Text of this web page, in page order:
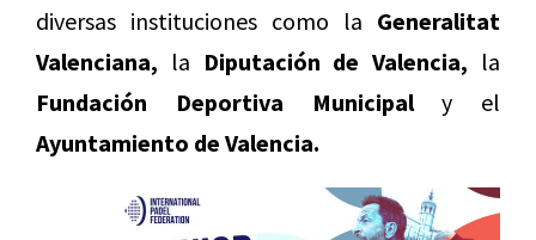
diversas instituciones como la Generalitat
Valenciana, la Diputación de Valencia, la
Fundación Deportiva Municipaly el
Ayuntamiento de Valencia.